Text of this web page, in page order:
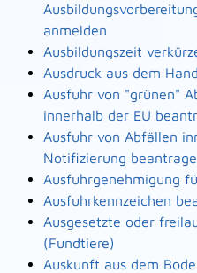
anmelden
Ausbildungszeit
Ausdruck aus dem
Ausfuhr von "grünen"
innerhalb der EU
Ausfuhr von Abfällen
Notifizierung
Ausfuhrgenehmigung
Ausfuhrkennzeichen
Ausgesetzte oder
(Fundtiere)
Auskunft aus dem